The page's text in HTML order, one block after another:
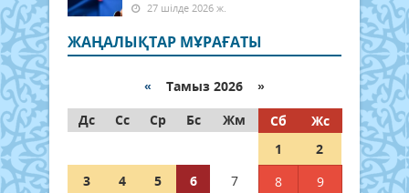
27 шілде 2026 ж.
ЖАҢАЛЫҚТАР МҰРАҒАТЫ
« Тамыз 2026 »
Дс
Сс Ср Бс Жм Сб
Жс
1
2
3
4 5 6 7 8
9